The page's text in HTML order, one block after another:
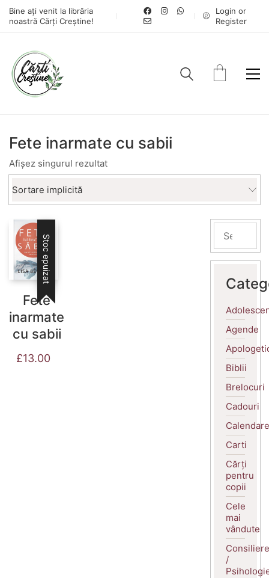
Bine ați venit la librăria
noastră Cărți Creștine!
Login or
Register
Fete inarmate cu sabii
Afișez singurul rezultat
Sortare implicită
Stoc epuizat
Fete
inarmate
cu sabii
£13.00
Agende
Biblii
Brelocuri
Cadouri
Calendare
Carti
Cărți
pentru
copii
Cele
mai
vândute
Consiliere
/